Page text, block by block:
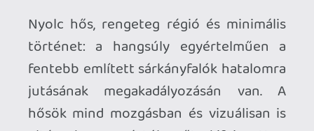
előhozhatók, viszont kicsit időhúzásnak
tűnik, hogy mindegyik karakterrel külön-
külön kell mindent feloldanunk, ami
tekintve, hogy a játék néha inkább
altatómese, mint izgalmas fantasy eposz,
nem tűnik annyira nyerő döntésnek.